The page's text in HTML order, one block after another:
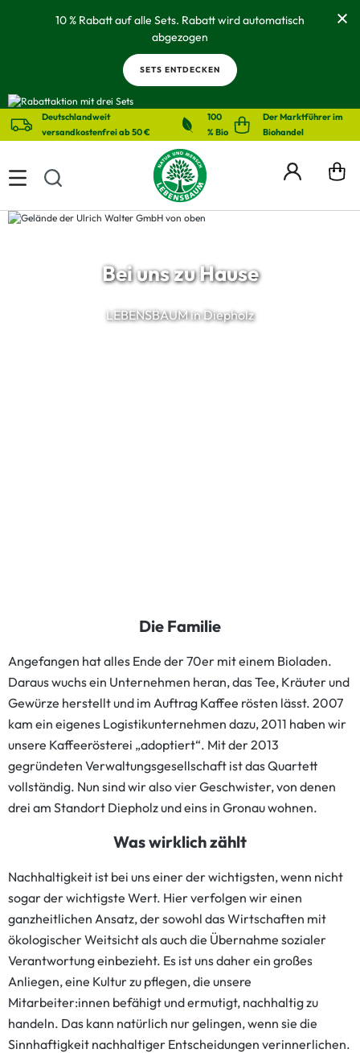
springen10 % Rabatt auf alle Sets. Rabatt wird automatisch
abgezogen
SETS ENTDECKEN
Deutschlandweit
versandkostenfrei ab 50 €
100
% Bio
Der Marktführer im
Biohandel
Bei uns zu Hause
LEBENSBAUM in Diepholz
Die Familie
Angefangen hat alles Ende der 70er mit einem Bioladen.
Daraus wuchs ein Unternehmen heran, das Tee, Kräuter und
Gewürze herstellt und im Auftrag Kaffee rösten lässt. 2007
kam ein eigenes Logistikunternehmen dazu, 2011 haben wir
unsere Kaffeerösterei „adoptiert“. Mit der 2013
gegründeten Verwaltungsgesellschaft ist das Quartett
vollständig. Nun sind wir also vier Geschwister, von denen
drei am Standort Diepholz und eins in Gronau wohnen.
Was wirklich zählt
Nachhaltigkeit ist bei uns einer der wichtigsten, wenn nicht
sogar der wichtigste Wert. Hier verfolgen wir einen
ganzheitlichen Ansatz, der sowohl das Wirtschaften mit
ökologischer Weitsicht als auch die Übernahme sozialer
Verantwortung einbezieht. Es ist uns daher ein großes
Anliegen, eine Kultur zu pflegen, die unsere
Mitarbeiter:innen befähigt und ermutigt, nachhaltig zu
handeln. Das kann natürlich nur gelingen, wenn sie die
Sinnhaftigkeit nachhaltiger Entscheidungen verinnerlichen.